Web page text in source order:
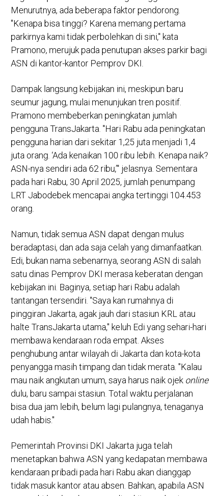
Menurutnya, ada beberapa faktor pendorong.
"Kenapa bisa tinggi? Karena memang pertama
parkirnya kami tidak perbolehkan di sini," kata
Pramono, merujuk pada penutupan akses parkir bagi
ASN di kantor-kantor Pemprov DKI.
Dampak langsung kebijakan ini, meskipun baru
seumur jagung, mulai menunjukan tren positif.
Pramono membeberkan peningkatan jumlah
pengguna TransJakarta. "Hari Rabu ada peningkatan
pengguna harian dari sekitar 1,25 juta menjadi 1,4
juta orang. ‘Ada kenaikan 100 ribu lebih. Kenapa naik?
ASN-nya sendiri ada 62 ribu,’" jelasnya. Sementara
pada hari Rabu, 30 April 2025, jumlah penumpang
LRT Jabodebek mencapai angka tertinggi 104.453
orang.
Namun, tidak semua ASN dapat dengan mulus
beradaptasi, dan ada saja celah yang dimanfaatkan.
Edi, bukan nama sebenarnya, seorang ASN di salah
satu dinas Pemprov DKI merasa keberatan dengan
kebijakan ini. Baginya, setiap hari Rabu adalah
tantangan tersendiri. "Saya kan rumahnya di
pinggiran Jakarta, agak jauh dari stasiun KRL atau
halte TransJakarta utama," keluh Edi yang sehari-hari
membawa kendaraan roda empat. Akses
penghubung antar wilayah di Jakarta dan kota-kota
penyangga masih timpang dan tidak merata. "Kalau
mau naik angkutan umum, saya harus naik ojek online
dulu, baru sampai stasiun. Total waktu perjalanan
bisa dua jam lebih, belum lagi pulangnya, tenaganya
udah habis."
Pemerintah Provinsi DKI Jakarta juga telah
menetapkan bahwa ASN yang kedapatan membawa
kendaraan pribadi pada hari Rabu akan dianggap
tidak masuk kantor atau absen. Bahkan, apabila ASN